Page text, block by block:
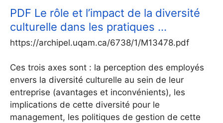
PDF Le rôle et l’impact de la diversité
culturelle dans les pratiques …
https://archipel.uqam.ca/6738/1/M13478.pdf
Ces trois axes sont : la perception des employés
envers la diversité culturelle au sein de leur
entreprise (avantages et inconvénients), les
implications de cette diversité pour le
management, les politiques de gestion de cette